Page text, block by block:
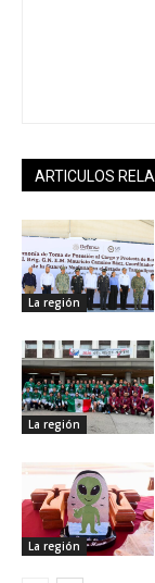
ARTICULOS
La región
La región
La región